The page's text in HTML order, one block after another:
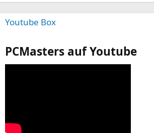
Youtube Box
PCMasters auf Youtube